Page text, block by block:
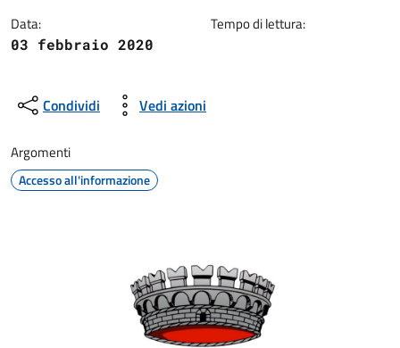
Data:
03 febbraio 2020
Tempo di lettura:
Condividi Vedi azioni
Argomenti
Accesso all'informazione